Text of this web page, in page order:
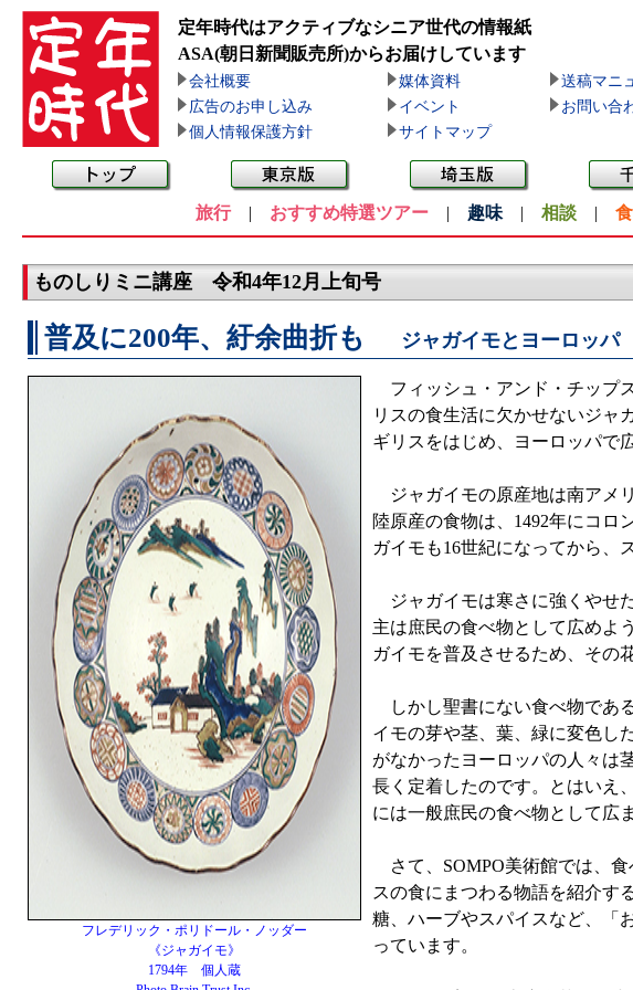
定年時代はアクティブなシニア世代の情報紙
ASA(朝日新聞販売所)からお届けしています
会社概要 媒体資料
送稿マニ
広告のお申し込み
イベント
お問い合
個人情報保護方針
サイトマップ
旅行| おすすめ特選ツアー | 趣味 | 相談 | 食
ものしりミニ講座 令和4年12月上旬号
普及に200年、紆余曲折も ジャガイモとヨーロッパ
フレデリック・ポリドール・ノッダー
《ジャガイモ》
1794年 個人蔵
フィッシュ・アンド・チップ
リスの食生活に欠かせないジャ
ギリスをはじめ、ヨーロッパで
ジャガイモの原産地は南アメ
陸原産の食物は、1492年にコロ
ガイモも16世紀になってから、
ジャガイモは寒さに強くやせ
主は庶民の食べ物として広めよ
ガイモを普及させるため、その
しかし聖書にない食べ物であ
イモの芽や茎、葉、緑に変色し
がなかったヨーロッパの人々は
長く定着したのです。とはいえ
には一般庶民の食べ物として広
さて、SOMPO美術館では、食
スの食にまつわる物語を紹介す
糖、ハーブやスパイスなど、「
っています。